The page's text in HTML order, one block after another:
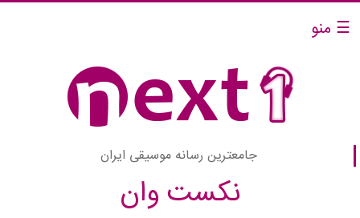
☰ منو
جامعترین رسانه موسیقی ایران
نکست وان